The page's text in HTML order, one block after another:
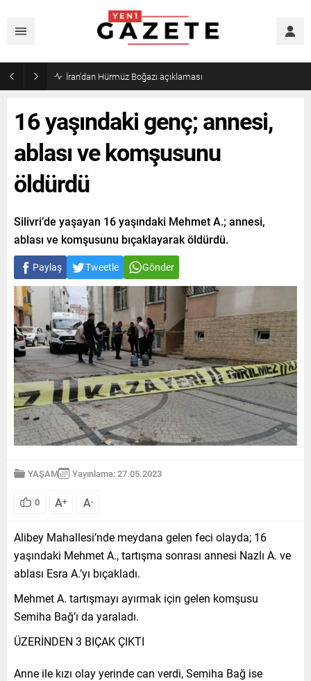
İran’dan Hürmüz Boğazı açıklaması
16 yaşındaki genç; annesi,
ablası ve komşusunu
öldürdü
Silivri’de yaşayan 16 yaşındaki Mehmet A.; annesi,
ablası ve komşusunu bıçaklayarak öldürdü.
Paylaş Tweetle Gönder
YAŞAM Yayınlama: 27.05.2023
0 A+ A-
Alibey Mahallesi’nde meydana gelen feci olayda; 16
yaşındaki Mehmet A., tartışma sonrası annesi Nazlı A. ve
ablası Esra A.’yı bıçakladı.
Mehmet A. tartışmayı ayırmak için gelen komşusu
Semiha Bağ’ı da yaraladı.
ÜZERİNDEN 3 BIÇAK ÇIKTI
Anne ile kızı olay yerinde can verdi, Semiha Bağ ise